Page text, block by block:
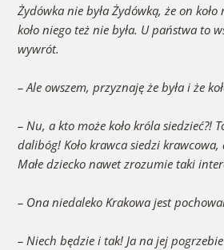
Żydówka nie była Żydówką, że on
koło niego też nie była. U państwa to
wywrót.
– Ale owszem, przyznaję że była i że
– Nu, a kto może koło króla siedzieć?!
dalibóg! Koło krawca siedzi krawcowa,
Małe dziecko nawet zrozumie taki
– Ona niedaleko Krakowa jest
– Niech będzie i tak! Ja na jej